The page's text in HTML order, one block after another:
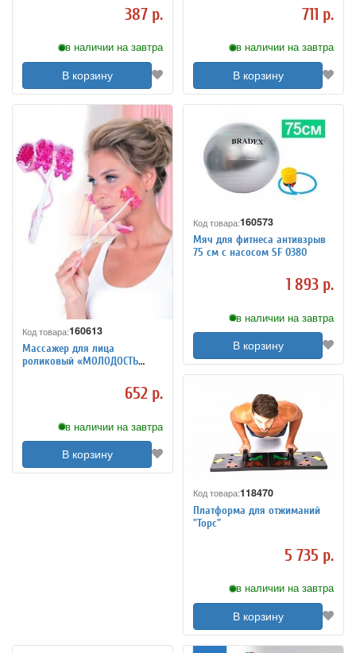
387 р.
в наличии на завтра
В корзину
711 р.
в наличии на завтра
В корзину
Код товара:160613
Массажер для лица
роликовый «МОЛОДОСТЬ
652 р.
в наличии на завтра
В корзину
Код товара:160573
Мяч для фитнеса антивзрыв
75 см с насосом SF 0380
1 893 р.
в наличии на завтра
В корзину
Код товара:118470
Платформа для отжиманий
"Торс"
5 735 р.
в наличии на завтра
В корзину